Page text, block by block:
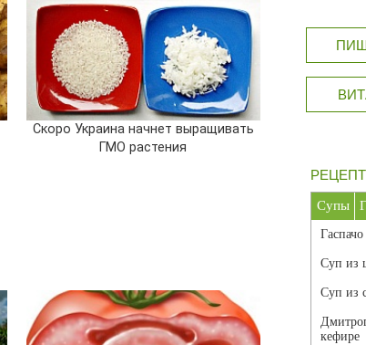
Скоро Украина начнет выращивать
ГМО растения
Супы
Суп из
Суп из
кефире